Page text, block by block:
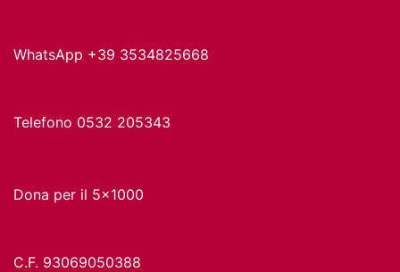
WhatsApp +39 3534825668
Telefono 0532 205343
Dona per il 5x1000
C.F. 93069050388